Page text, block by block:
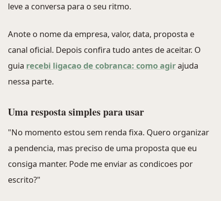
leve a conversa para o seu ritmo.
Anote o nome da empresa, valor, data, proposta e
canal oficial. Depois confira tudo antes de aceitar. O
guia recebi ligacao de cobranca: como agirajuda
nessa parte.
Uma resposta simples para usar
"No momento estou sem renda fixa. Quero organizar
a pendencia, mas preciso de uma proposta que eu
consiga manter. Pode me enviar as condicoes por
escrito?"